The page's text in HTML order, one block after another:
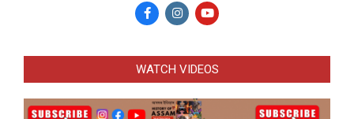
WATCH VIDEOS